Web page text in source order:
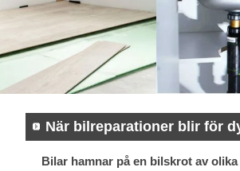
När bilreparationer blir för
Bilar hamnar på en bilskrot av